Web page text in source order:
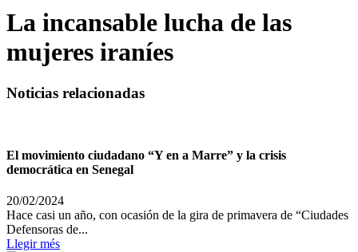
La incansable lucha de las
mujeres iraníes
Noticias relacionadas
El movimiento ciudadano “Y en a Marre” y la crisis
democrática en Senegal
20/02/2024
Hace casi un año, con ocasión de la gira de primavera de “Ciudades
Defensoras de...
Llegir més